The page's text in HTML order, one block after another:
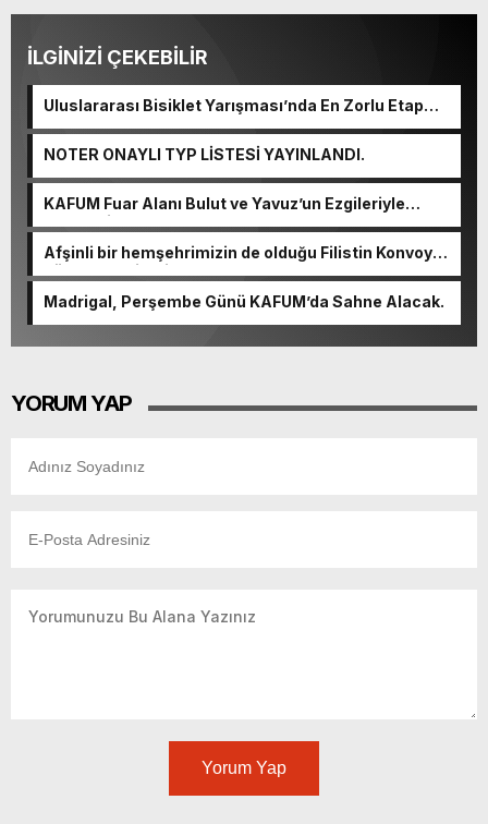
İLGİNİZİ ÇEKEBİLİR
Uluslararası Bisiklet Yarışması’nda En Zorlu Etap
NOTER ONAYLI TYP LİSTESİ YAYINLANDI.
KAFUM Fuar Alanı Bulut ve Yavuz’un Ezgileriyle
Şenlendi.
Afşinli bir hemşehrimizin de olduğu Filistin Konvoyu,
güçlenerek ilerliyor.
Madrigal, Perşembe Günü KAFUM’da Sahne Alacak.
YORUM YAP
Yorum Yap